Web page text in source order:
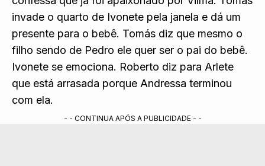
sabendo que ele teve um caso com Vilma. Ele
confessa que já foi apaixonado por Vilma. Tomás
invade o quarto de Ivonete pela janela e dá um
presente para o bebê. Tomás diz que mesmo o
filho sendo de Pedro ele quer ser o pai do bebê.
Ivonete se emociona. Roberto diz para Arlete
que está arrasada porque Andressa terminou